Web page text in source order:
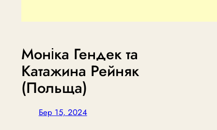
Моніка Гендек та
Катажина Рейняк
(Польща)
Бер 15, 2024